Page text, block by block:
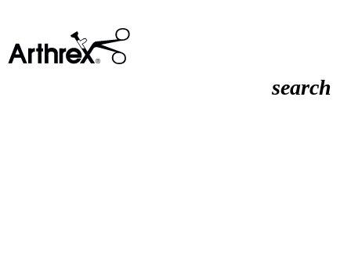
search